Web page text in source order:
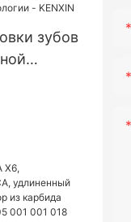
зубов